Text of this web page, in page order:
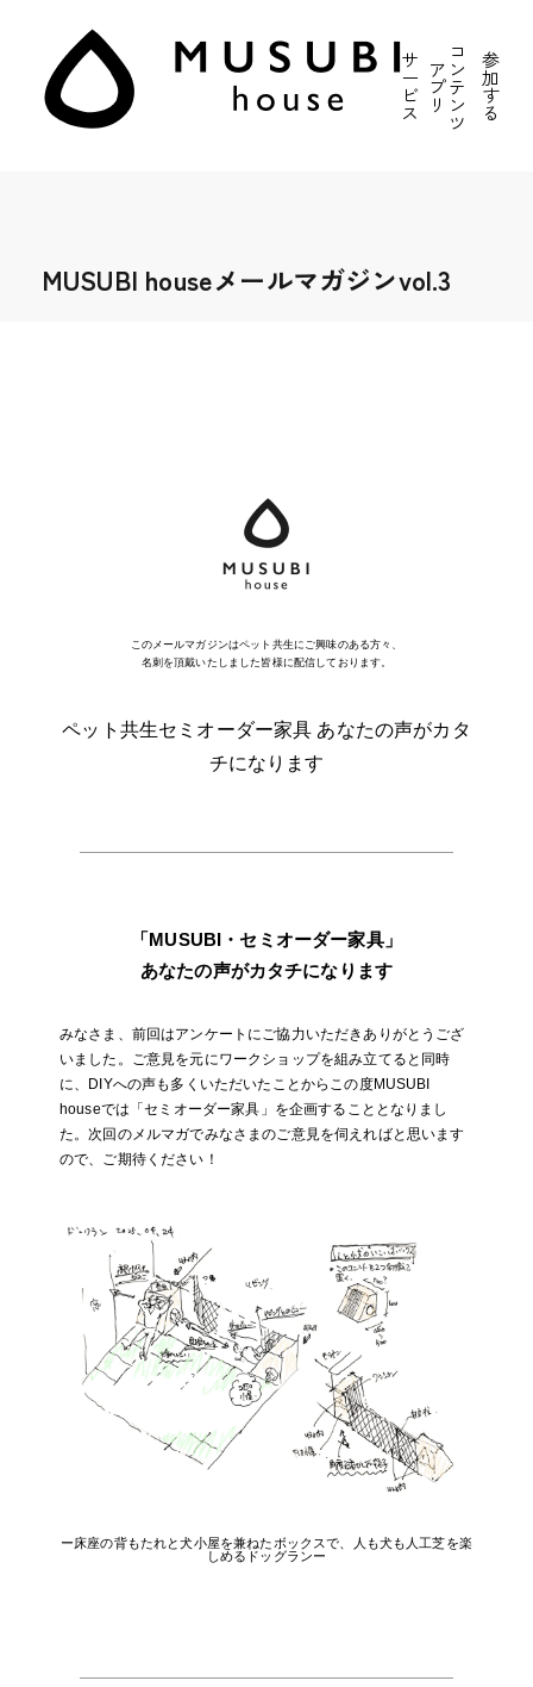
サ
ー
ビ
ス
ア
プ
リ
コ
ン
テ
ン
ツ
参
加
す
る
MUSUBI houseメールマガジンvol.3
このメールマガジンはペット共生にご興味のある方々、
名刺を頂戴いたしました皆様に配信しております。
ペット共生セミオーダー家具 あなたの声がカタ
チになります
「MUSUBI・セミオーダー家具」
あなたの声がカタチになります
みなさま、前回はアンケートにご協力いただきありがとうござ
いました。ご意見を元にワークショップを組み立てると同時
に、DIYへの声も多くいただいたことからこの度MUSUBI
houseでは「セミオーダー家具」を企画することとなりまし
た。 次回のメルマガでみなさまのご意見を伺えればと思います
ので、ご期待ください！
ー床座の背もたれと犬小屋を兼ねたボックスで、人も犬も人工芝を楽
しめるドッグランー